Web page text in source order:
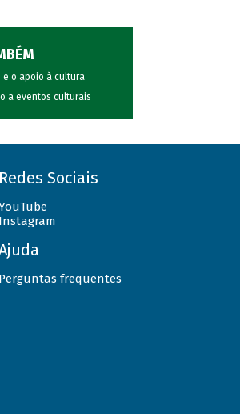
e o apoio à cultura
a eventos culturais
Redes Sociais
Instagram
Perguntas frequentes